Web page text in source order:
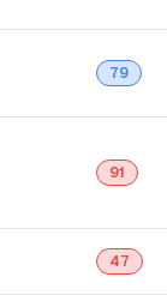
79
91
47